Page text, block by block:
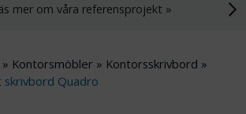
mer om våra referensprojekt »
» Kontorsmöbler » Kontorsskrivbord »
skrivbord Quadro